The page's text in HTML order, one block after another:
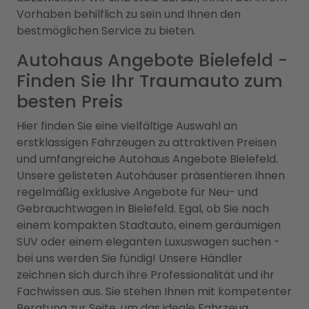
Vorhaben behilflich zu sein und Ihnen den
bestmöglichen Service zu bieten.
Autohaus Angebote Bielefeld -
Finden Sie Ihr Traumauto zum
besten Preis
Hier finden Sie eine vielfältige Auswahl an
erstklassigen Fahrzeugen zu attraktiven Preisen
und umfangreiche Autohaus Angebote Bielefeld.
Unsere gelisteten Autohäuser präsentieren Ihnen
regelmäßig exklusive Angebote für Neu- und
Gebrauchtwagen in Bielefeld. Egal, ob Sie nach
einem kompakten Stadtauto, einem geräumigen
SUV oder einem eleganten Luxuswagen suchen -
bei uns werden Sie fündig! Unsere Händler
zeichnen sich durch ihre Professionalität und ihr
Fachwissen aus. Sie stehen Ihnen mit kompetenter